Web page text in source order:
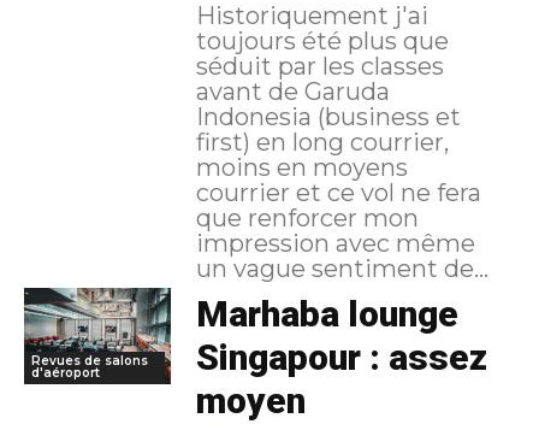
Historiquement j'ai
toujours été plus que
séduit par les classes
avant de Garuda
Indonesia (business et
first) en long courrier,
moins en moyens
courrier et ce vol ne fera
que renforcer mon
impression avec même
un vague sentiment de...
Revues de salons
d'aéroport
Marhaba lounge
Singapour : assez
moyen